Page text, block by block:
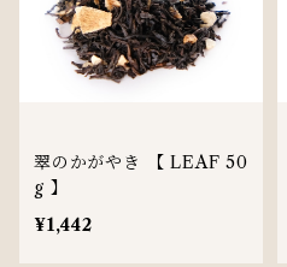
翠のかがやき 【 LEAF 50
g 】
¥1,442